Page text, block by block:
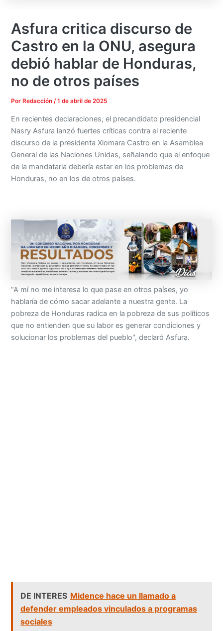
Asfura critica discurso de
Castro en la ONU, asegura
debió hablar de Honduras,
no de otros países
Por Redacción/1 de abril de 2025
En recientes declaraciones, el precandidato presidencial
Nasry Asfura lanzó fuertes críticas contra el reciente
discurso de la presidenta Xiomara Castro en la Asamblea
General de las Naciones Unidas, señalando que el enfoque
de la mandataria debería estar en los problemas de
Honduras, no en los de otros países.
“A mí no me interesa lo que pase en otros países, yo
hablaría de cómo sacar adelante a nuestra gente. La
pobreza de Honduras radica en la pobreza de sus políticos
que no entienden que su labor es generar condiciones y
solucionar los problemas del pueblo", declaró Asfura.
DE INTERES Midence hace un llamado a
defender empleados vinculados a programas
sociales